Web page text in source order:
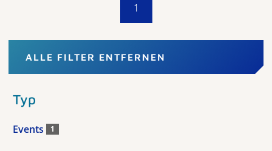
1
ALLE FILTER ENTFERNEN
Typ
Events 1